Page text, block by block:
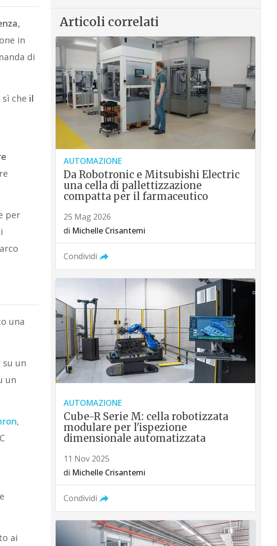
in
di
che il
per
una
un
un
,
ai
Articoli correlati
AUTOMAZIONE
Da Robotronic e Mitsubishi Electric
una cella di pallettizzazione
compatta per il farmaceutico
25 Mag 2026
di Michelle Crisantemi
Condividi
AUTOMAZIONE
Cube-R Serie M: cella robotizzata
modulare per l'ispezione
dimensionale automatizzata
11 Nov 2025
di Michelle Crisantemi
Condividi